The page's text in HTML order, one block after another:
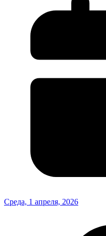
Среда, 1 апреля, 2026